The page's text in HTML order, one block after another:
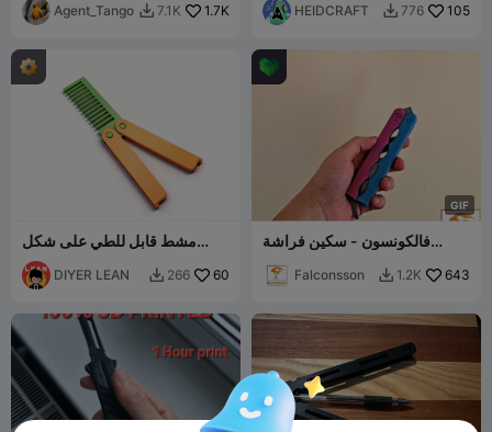
Agent_Tango  7.1K 1.7K HEIDCRAFT  776 105
مشط قابل للطي على شكل
سكين فراشة
DIYER LEAN  266 60
GIF
فالكونسون - سكين فراشة
Falconsson  1.2K 643